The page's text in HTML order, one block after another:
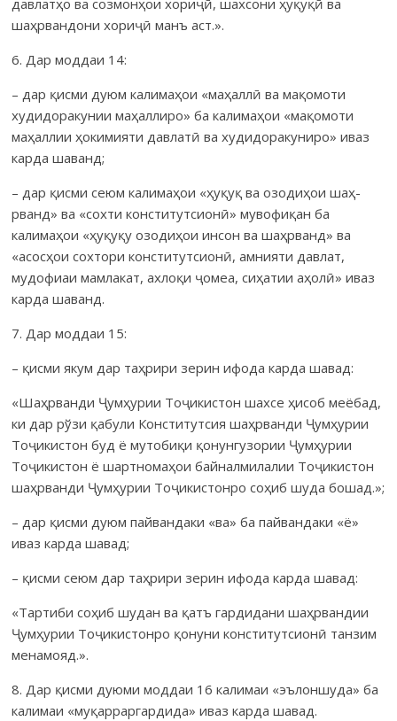
шаҳрвандони хориҷӣ манъ аст.».
6. Дар моддаи 14:
– дар қисми дуюм калимаҳои «маҳаллӣ ва мақомоти
худидоракунии маҳаллиро» ба калимаҳои «мақомоти
маҳаллии ҳокимияти давлатӣ ва худидоракуниро» иваз
карда шаванд;
– дар қисми сеюм калимаҳои «ҳуқуқ ва озодиҳои шаҳ­
рванд» ва «сохти конститутсионӣ» мувофиқан ба
калимаҳои «ҳуқуқу озодиҳои инсон ва шаҳрванд» ва
«асосҳои сохтори конститутсионӣ, амнияти давлат,
мудофиаи мамлакат, ахлоқи ҷомеа, сиҳатии аҳолӣ» иваз
карда шаванд.
7. Дар моддаи 15:
– қисми якум дар таҳрири зерин ифода карда шавад:
«Шаҳрванди Ҷумҳурии Тоҷикистон шахсе ҳисоб меёбад,
ки дар рўзи қабули Конститутсия шаҳрванди Ҷумҳурии
Тоҷикистон буд ё мутобиқи қонунгузории Ҷумҳурии
Тоҷикис­тон ё шартномаҳои байнал­милалии Тоҷикистон
шаҳрванди Ҷумҳурии Тоҷикистонро соҳиб шуда бошад.»;
– дар қисми дуюм пайвандаки «ва» ба пайвандаки «ё»
иваз карда шавад;
– қисми сеюм дар таҳрири зерин ифода карда шавад:
«Тартиби соҳиб шудан ва қатъ гардидани шаҳрвандии
Ҷум­ҳурии Тоҷикистонро қонуни конститутсионӣ танзим
мена­мояд.».
8. Дар қисми дуюми моддаи 16 калимаи «эълоншуда» ба
калимаи «муқарраргардида» иваз карда шавад.